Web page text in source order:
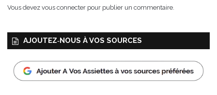
Vous devez vous connecter pour publier un commentaire.
AJOUTEZ‑NOUS À VOS SOURCES